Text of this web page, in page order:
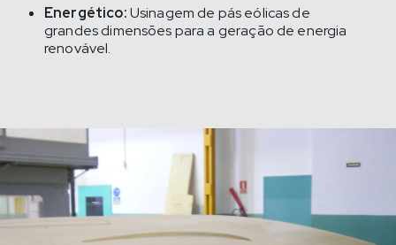
Energético:Usinagem de pás eólicas de
grandes dimensões para a geração de energia
renovável.